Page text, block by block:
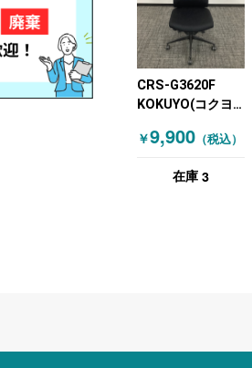
CRS-G3620F
KOKUYO(コクヨ)
ック
￥9,900 （税込）
在庫 3